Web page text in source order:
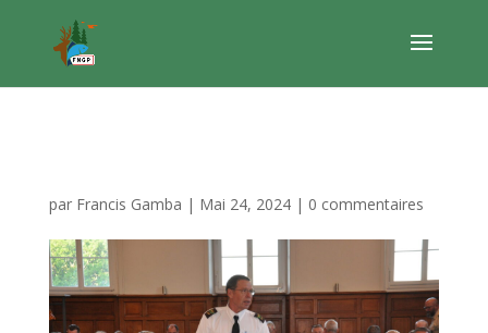
par Francis Gamba | Mai 24, 2024| 0 commentaires